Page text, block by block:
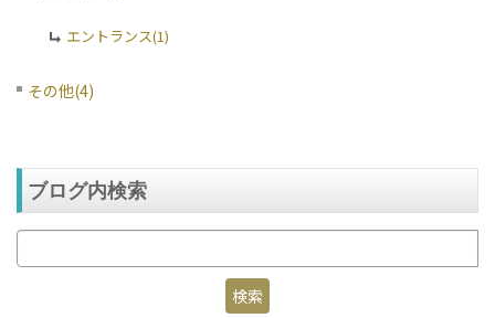
エントランス(1)
その他(4)
ブログ内検索